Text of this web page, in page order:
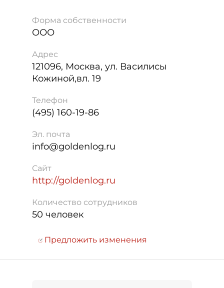
Форма собственности
ООО
Адрес
121096, Москва, ул. Василисы
Кожиной,вл. 19
Телефон
(495) 160-19-86
Эл. почта
info@goldenlog.ru
Сайт
http://goldenlog.ru
Количество сотрудников
50 человек
Предложить изменения